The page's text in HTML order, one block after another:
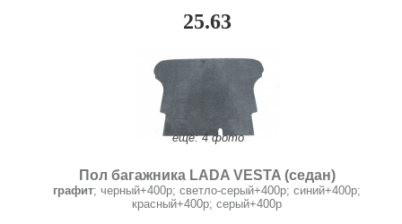
25.63
ещё: 4 фото
Пол багажника LADA VESTA (седан)
графит; черный+400р; светло-серый+400р; синий+400р;
красный+400р; серый+400р